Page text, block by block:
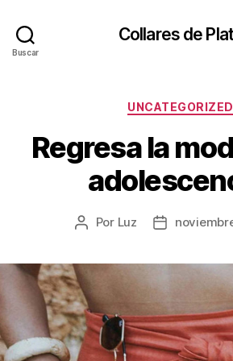
Buscar
Collares de
UNCATEGORIZED
Regresa la
Autor
entrada
Por Luz
Fecha
entrada